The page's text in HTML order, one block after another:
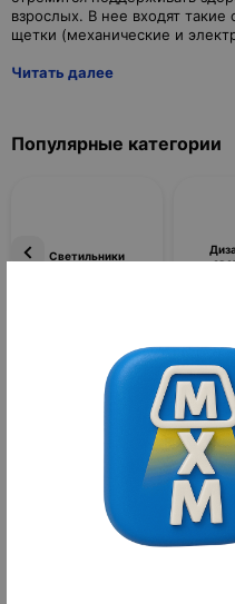
взрослых. В нее входят
Читать далее
Популярные категории
Светильники
Фильтры
Товаров не найдено
Уход за
Уход за полостью рта — это